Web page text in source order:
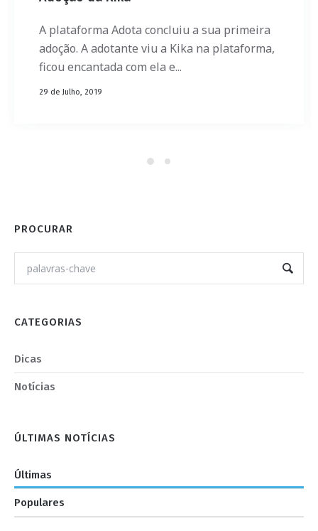
A plataforma Adota concluiu a sua primeira
adoção. A adotante viu a Kika na plataforma,
ficou encantada com ela e...
29 de Julho, 2019
PROCURAR
CATEGORIAS
Dicas
Notícias
ÚLTIMAS NOTÍCIAS
Últimas
Populares